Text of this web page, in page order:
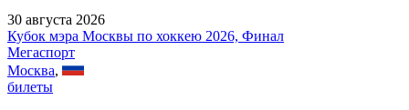
30 августа 2026
Кубок мэра Москвы по хоккею 2026, Финал
Мегаспорт
Москва,
билеты